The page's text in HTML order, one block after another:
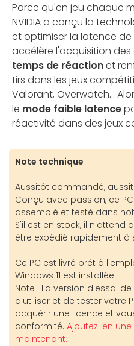
Parce qu'en jeu chaque
NVIDIA a conçu la
et optimiser la latence de
accélère l'acquisition des
temps de réactionet
tirs dans les jeux
Valorant, Overwatch...
le mode faible latence
réactivité dans des jeux
Note technique
Aussitôt commandé,
Conçu avec passion, ce
assemblé et testé dans
S'il est en stock, il
être expédié rapidement à
Ce PC est livré prêt à
Windows 11 est installée.
Note : La version d'essai
d'utiliser et de tester votre
acquérir une licence et
conformité. Ajoutez-en
maintenant.